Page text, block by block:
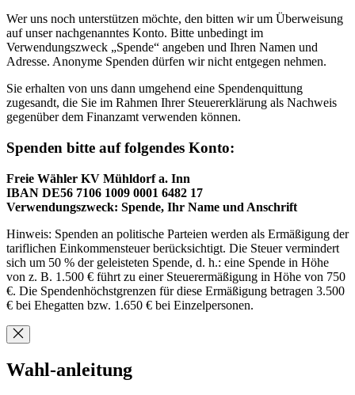
Wer uns noch unterstützen möchte, den bitten wir um Überweisung
auf unser nachgenanntes Konto. Bitte unbedingt im
Verwendungszweck „Spende“ angeben und Ihren Namen und
Adresse. Anonyme Spenden dürfen wir nicht entgegen nehmen.
Sie erhalten von uns dann umgehend eine Spendenquittung
zugesandt, die Sie im Rahmen Ihrer Steuererklärung als Nachweis
gegenüber dem Finanzamt verwenden können.
Spenden bitte auf folgendes Konto:
Freie Wähler KV Mühldorf a. Inn
IBAN DE56 7106 1009 0001 6482 17
Verwendungszweck: Spende, Ihr Name und Anschrift
Hinweis: Spenden an politische Parteien werden als Ermäßigung der
tariflichen Einkommensteuer berücksichtigt. Die Steuer vermindert
sich um 50 % der geleisteten Spende, d. h.: eine Spende in Höhe
von z. B. 1.500 € führt zu einer Steuerermäßigung in Höhe von 750
€. Die Spendenhöchstgrenzen für diese Ermäßigung betragen 3.500
€ bei Ehegatten bzw. 1.650 € bei Einzelpersonen.
Wahl-anleitung